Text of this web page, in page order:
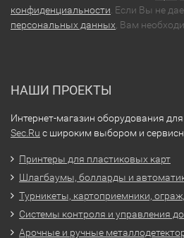
конфиденциальности. Если Вы не
персональных данных, Вам
НАШИ ПРОЕКТЫ
Интернет-магазин оборудования
Sec.Ru с широким выбором и
Принтеры для пластиковых карт
Шлагбаумы, болларды и
Турникеты, картоприемники,
Системы контроля и управления
Арочные и ручные